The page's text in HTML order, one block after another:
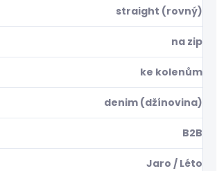
straight (rovný)
na zip
ke kolenům
denim (džínovina)
B2B
Jaro / Léto